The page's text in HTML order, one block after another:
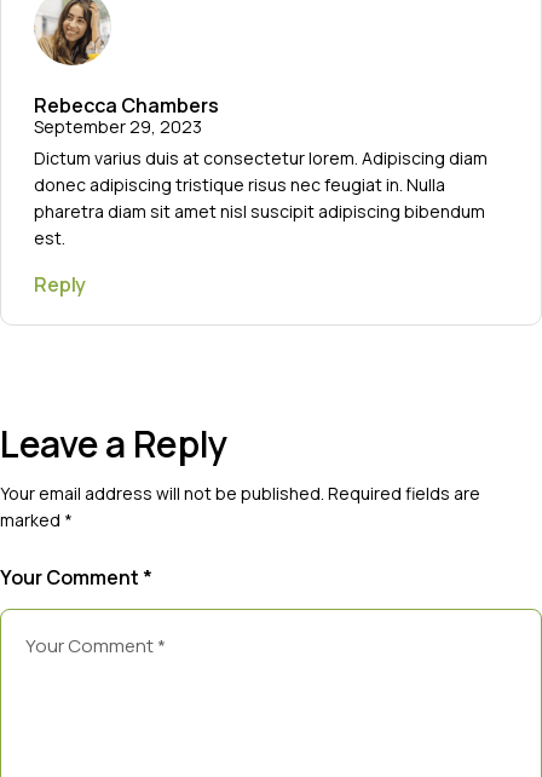
Rebecca Chambers
September 29, 2023
Dictum varius duis at consectetur lorem. Adipiscing diam
donec adipiscing tristique risus nec feugiat in. Nulla
pharetra diam sit amet nisl suscipit adipiscing bibendum
est.
Reply
Leave a Reply
Your email address will not be published. Required fields are
marked *
Your Comment *